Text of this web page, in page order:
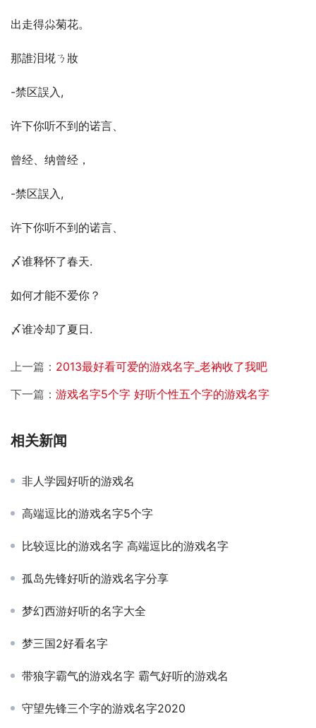
出走得尛菊花。
那誰泪埖ㄋ妝
-禁区誤入,
许下你听不到的诺言、
曾经、纳曾经，
-禁区誤入,
许下你听不到的诺言、
〆谁释怀了春天.
如何才能不爱你？
〆谁冷却了夏日.
上一篇： 2013最好看可爱的游戏名字_老衲收了我吧
下一篇： 游戏名字5个字 好听个性五个字的游戏名字
相关新闻
非人学园好听的游戏名
高端逗比的游戏名字5个字
比较逗比的游戏名字 高端逗比的游戏名字
孤岛先锋好听的游戏名字分享
梦幻西游好听的名字大全
梦三国2好看名字
带狼字霸气的游戏名字 霸气好听的游戏名
守望先锋三个字的游戏名字2020